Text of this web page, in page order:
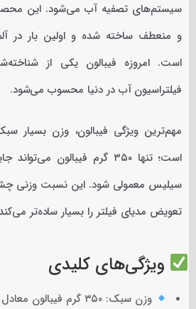
سیستم‌های تصفیه آب می‌شود. این
و منعطف ساخته شده و اولین بار در
است. امروزه فیبالون یکی از
فیلتراسیون آب در دنیا محسوب می‌شود.
مهم‌ترین ویژگی فیبالون، وزن
سیلیس معمولی شود. این نسبت وزنی
تعویض مدیای فیلتر را بسیار ساده‌تر
ویژگی‌های کلیدی
وزن سبک: ۳۵۰ گرم فیبالون معادل ۲۵ کیلوگرم سیلیس